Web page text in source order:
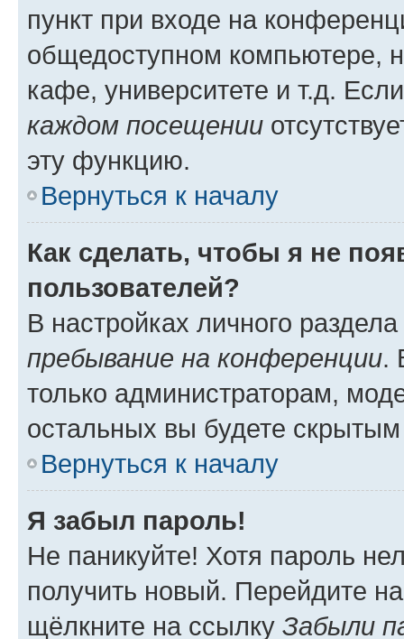
пункт при входе на
общедоступном компьютере,
кафе, университете и т.д.
каждом посещении
эту функцию.
Вернуться к началу
Как сделать, чтобы я не
пользователей?
В настройках личного
пребывание на конференции.
только администраторам,
остальных вы будете
Вернуться к началу
Я забыл пароль!
Не паникуйте! Хотя пароль
получить новый. Перейдите
щёлкните на ссылку Забыли